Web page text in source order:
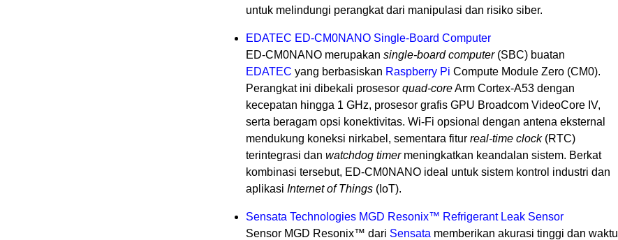
untuk melindungi perangkat dari manipulasi dan risiko siber.
EDATEC ED-CM0NANO Single-Board Computer
ED-CM0NANO merupakan single-board computer(SBC) buatan
EDATEC yang berbasiskan Raspberry Pi Compute Module Zero (CM0).
Perangkat ini dibekali prosesor quad-coreArm Cortex-A53 dengan
kecepatan hingga 1 GHz, prosesor grafis GPU Broadcom VideoCore IV,
serta beragam opsi konektivitas. Wi-Fi opsional dengan antena eksternal
mendukung koneksi nirkabel, sementara fitur real-time clock(RTC)
terintegrasi dan watchdog timermeningkatkan keandalan sistem. Berkat
kombinasi tersebut, ED-CM0NANO ideal untuk sistem kontrol industri dan
aplikasi Internet of Things (IoT).
Sensata Technologies MGD Resonix™ Refrigerant Leak Sensor
Sensor MGD Resonix™ dari Sensata memberikan akurasi tinggi dan waktu